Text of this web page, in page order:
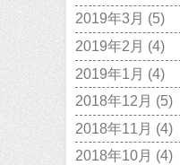
2019年3月 (5)
2019年2月 (4)
2019年1月 (4)
2018年12月 (5)
2018年11月 (4)
2018年10月 (4)